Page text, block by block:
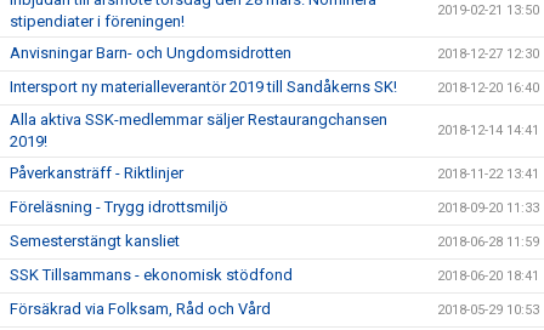
stipendiater i föreningen!
2019-02-21 13:50
Anvisningar Barn- och Ungdomsidrotten 2018-12-27 12:30
Intersport ny materialleverantör 2019 till Sandåkerns SK! 2018-12-20 16:40
Alla aktiva SSK-medlemmar säljer Restaurangchansen
2019!
2018-12-14 14:41
Påverkansträff - Riktlinjer 2018-11-22 13:41
Föreläsning - Trygg idrottsmiljö 2018-09-20 11:33
Semesterstängt kansliet 2018-06-28 11:59
SSK Tillsammans - ekonomisk stödfond 2018-06-20 18:41
Försäkrad via Folksam, Råd och Vård 2018-05-29 10:53